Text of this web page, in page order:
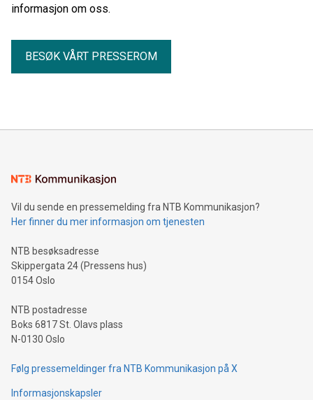
informasjon om oss.
BESØK VÅRT PRESSEROM
Vil du sende en pressemelding fra NTB Kommunikasjon?
Her finner du mer informasjon om tjenesten
NTB besøksadresse
Skippergata 24 (Pressens hus)
0154 Oslo
NTB postadresse
Boks 6817 St. Olavs plass
N-0130 Oslo
Følg pressemeldinger fra NTB Kommunikasjon på X
Informasjonskapsler